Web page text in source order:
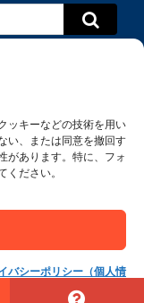
ッキーなどの技術を用い
い、または同意を撤回す
があります。特に、フォ
ください。
バシーポリシー（個人情
Center. All